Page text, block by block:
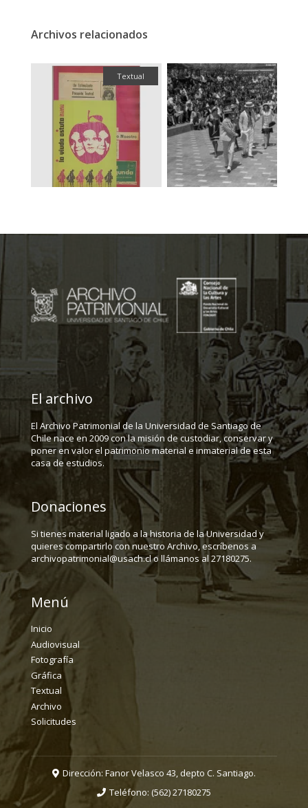
Archivos relacionados
Textual
El archivo
El Archivo Patrimonial de la Universidad de Santiago de
Chile nace en 2009 con la misión de custodiar, conservar y
poner en valor el patrimonio material e inmaterial de esta
casa de estudios.
Donaciones
Si tienes material ligado a la historia de la Universidad y
quieres compartirlo con nuestro Archivo, escríbenos a
archivopatrimonial@usach.cl o llámanos al 27180275.
Menú
Inicio
Audiovisual
Fotografía
Gráfica
Textual
Archivo
Solicitudes
Dirección: Fanor Velasco 43, depto C. Santiago.
Teléfono: (562) 27180275